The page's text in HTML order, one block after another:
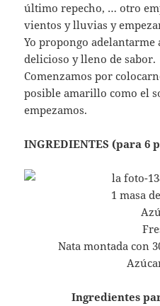
último repecho, … otro
vientos y lluvias y
Yo propongo adelantarme
delicioso y lleno de sabor.
Comenzamos por
posible amarillo como el
empezamos.
INGREDIENTES (para 6
1 masa
Nata montada con
Ingredientes